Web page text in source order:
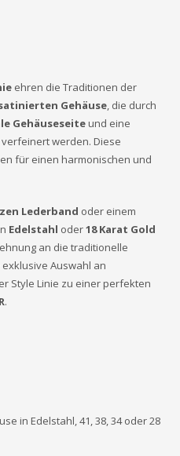
ehren die Traditionen der
Gehäuse , die durch
Gehäuseseiteund eine
werden. Diese
für einen harmonischen und
Lederband oder einem
Edelstahl oder18 Karat Gold
an die traditionelle
Auswahl an
Style Linie zu einer perfekten
.
in Edelstahl, 41, 38, 34 oder 28